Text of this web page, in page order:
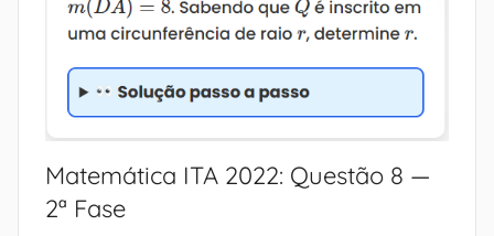
Matemática ITA 2022: Questão 8 —
2ª Fase